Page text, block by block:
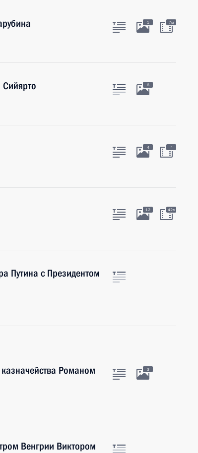
1 7м
6
4 :
12 42м
Путина с Президентом
Романом
3
Венгрии Виктором